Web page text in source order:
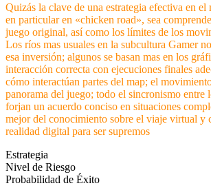
Quizás la clave de una estrategia efectiva en el
en particular en «chicken road», sea
juego original, así como los límites de los
Los ríos mas usuales en la subcultura Gamer
esa inversión; algunos se basan mas en los
interacción correcta con ejecuciones finales
cómo interactúan partes del map; el
panorama del juego; todo el sincronismo entre
forjan un acuerdo conciso en situaciones
mejor del conocimiento sobre el viaje virtual y
realidad digital para ser supremos
Estrategia
Nivel de Riesgo
Probabilidad de Éxito